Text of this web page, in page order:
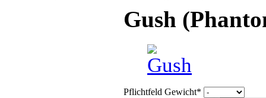
Gush
Pflichtfeld Gewicht*